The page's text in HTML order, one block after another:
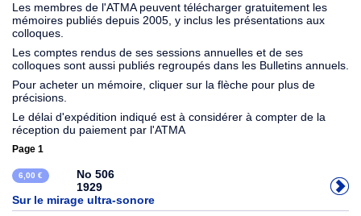
Les membres de l'ATMA peuvent télécharger gratuitement les
mémoires publiés depuis 2005, y inclus les présentations aux
colloques.
Les comptes rendus de ses sessions annuelles et de ses
colloques sont aussi publiés regroupés dans les Bulletins annuels.
Pour acheter un mémoire, cliquer sur la flèche pour plus de
précisions.
Le délai d'expédition indiqué est à considérer à compter de la
réception du paiement par l'ATMA
Page 1
6,00 €
No 506
1929
Sur le mirage ultra-sonore